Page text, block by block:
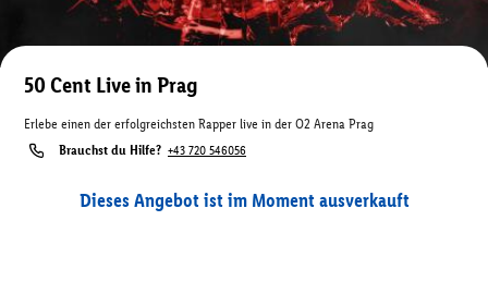
50 Cent Live in Prag
Erlebe einen der erfolgreichsten Rapper live in der O2 Arena Prag
Brauchst du Hilfe? +43 720 546056
Dieses Angebot ist im Moment ausverkauft